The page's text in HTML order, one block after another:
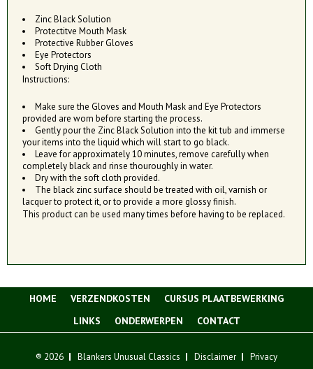
Zinc Black Solution
Protectitve Mouth Mask
Protective Rubber Gloves
Eye Protectors
Soft Drying Cloth
Instructions:
Make sure the Gloves and Mouth Mask and Eye Protectors
provided are worn before starting the process.
Gently pour the Zinc Black Solution into the kit tub and immerse
your items into the liquid which will start to go black.
Leave for approximately 10 minutes, remove carefully when
completely black and rinse thouroughly in water.
Dry with the soft cloth provided.
The black zinc surface should be treated with oil, varnish or
lacquer to protect it, or to provide a more glossy finish.
This product can be used many times before having to be replaced.
HOME VERZENDKOSTEN
CURSUS PLAATBEWERKING
LINKS
ONDERWERPEN CONTACT
® 2026 Blankers Unusual Classics Disclaimer Privacy